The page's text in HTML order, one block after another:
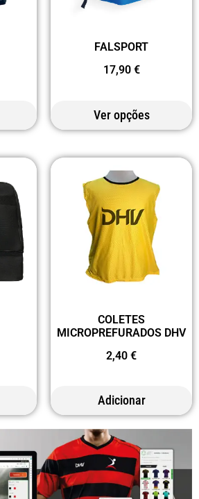
FALSPORT
17,90 €
Ver opções
COLETES
MICROPREFURADOS DHV
2,40 €
Adicionar